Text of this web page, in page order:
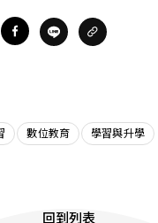
數位教育 學習與升學
回到列表